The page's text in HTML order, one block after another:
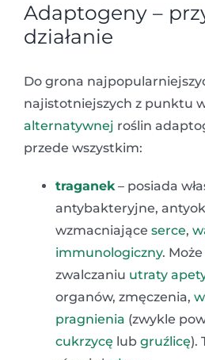
Adaptogeny –
działanie
Do grona
najistotniejszych z punktu
alternatywnej roślin
przede wszystkim:
traganek– posiada
antybakteryjne,
wzmacniające serce,
immunologiczny.
zwalczaniu utraty
organów, zmęczenia,
pragnienia (zwykle
cukrzycę lub gruźlicę).